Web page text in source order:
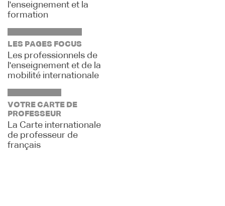
l'enseignement et la
formation
LES PAGES FOCUS
Les professionnels de
l'enseignement et de la
mobilité internationale
VOTRE CARTE DE
PROFESSEUR
La Carte internationale
de professeur de
français